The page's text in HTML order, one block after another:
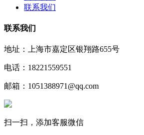
联系我们
联系我们
地址：上海市嘉定区银翔路655号
电话：18221559551
邮箱：1051388971@qq.com
扫一扫，添加客服微信